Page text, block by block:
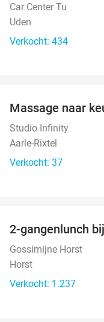
Car Center Tu
Uden
Verkocht: 434
Massage naar
Studio Infinity
Aarle-Rixtel
Verkocht: 37
2-gangenlunch
Gossimijne Horst
Horst
Verkocht: 1.237